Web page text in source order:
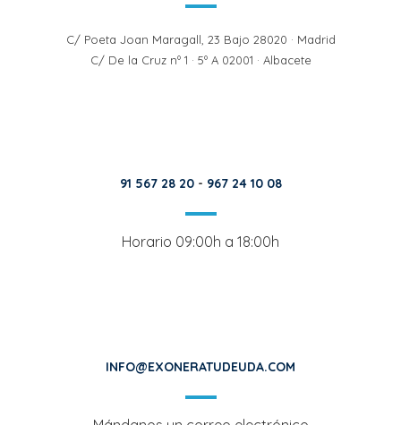
C/ Poeta Joan Maragall, 23 Bajo 28020 · Madrid
C/ De la Cruz nº 1 · 5º A 02001 · Albacete
91 567 28 20- 967 24 10 08
Horario 09:00h a 18:00h
INFO@EXONERATUDEUDA.COM